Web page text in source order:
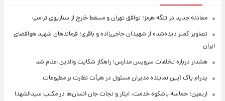
معادله جدید در تنگه هرمز؛ توافق تهران و مسقط خارج از سناریوی ترامپ
تصاویر کمتر دیده‌شده از شهیدان حاجی‌زاده و باقری؛ فرماندهان شهید هوافضای
ایران
هشدار درباره تخلفات سرویس مدارس؛ راهکار شکایت والدین اعلام شد
پدرام پاک آیین نماینده مدیران مسئول در هیأت نظارت بر مطبوعات
اربعین؛ حماسه باشکوه خدمت، ایثار و نجات جان انسان‌ها در مکتب سیدالشهدا